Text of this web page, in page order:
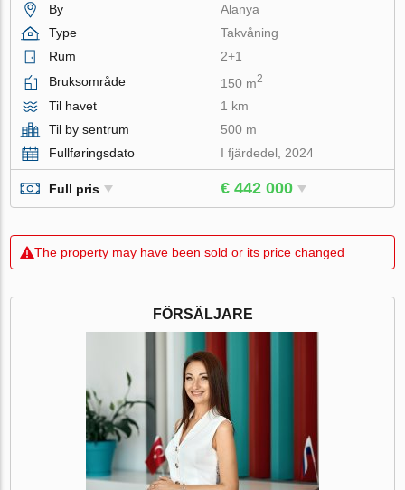
By
Alanya
Type
Takvåning
Rum
2+1
Bruksområde
150 m2
Til havet
1 km
Til by sentrum
500 m
Fullføringsdato
I fjärdedel, 2024
Full pris € 442 000
The property may have been sold or its price changed
FÖRSÄLJARE